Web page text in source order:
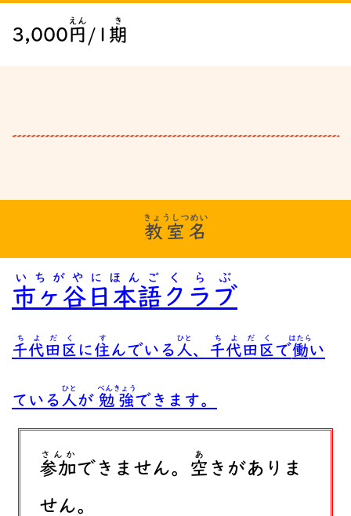
3,000円
えん
/1 期
き
教室名
きょうしつめい
市ヶ谷
いちがや
日本語
にほんご
クラブ
くらぶ
千代田区
ちよだく
に 住
す
んでいる 人
ひと
、 千代田区
ちよだく
で働
はたら
い
ている 人
ひと
が 勉強
べんきょう
できます。
参加
さんか
できません。 空
あ
きがありま
せん。